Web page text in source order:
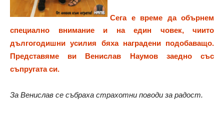
Сега е време да обърнем
специално внимание и на един човек, чиито
дългогодишни усилия бяха наградени подобаващо.
Представяме ви Венислав Наумов заедно със
съпругата си.
За Венислав се събраха страхотни поводи за радост.